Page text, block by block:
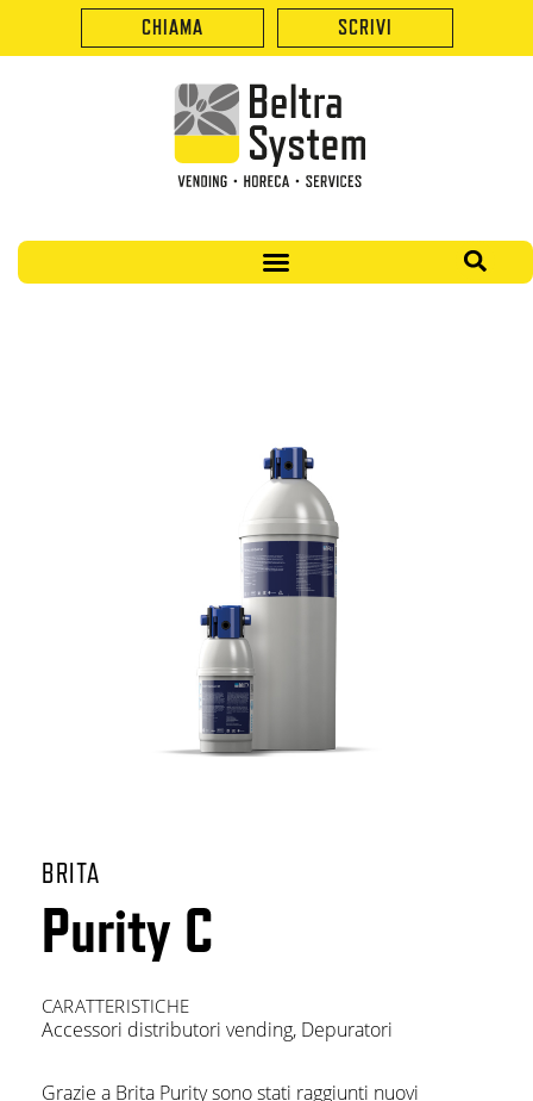
CHIAMA SCRIVI
BRITA
Purity C
CARATTERISTICHE
Accessori distributori vending, Depuratori
Grazie a Brita Purity sono stati raggiunti nuovi